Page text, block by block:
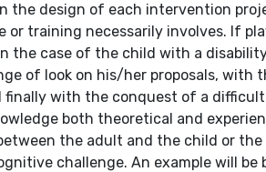
the design of each intervention
training necessarily involves. If
the case of the child with a
of look on his/her proposals, with
with the conquest of a difficult
both theoretical and
the adult and the child or the
challenge. An example will be